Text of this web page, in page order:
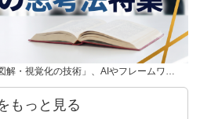
解・視覚化の技術」、AIやフレームワ…
もっと見る